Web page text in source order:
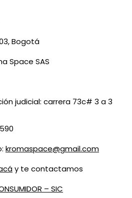
Bogotá
Space SAS
judicial: carrera 73c# 3 a 3
kromaspace@gmail.com
y te contactamos
– SIC